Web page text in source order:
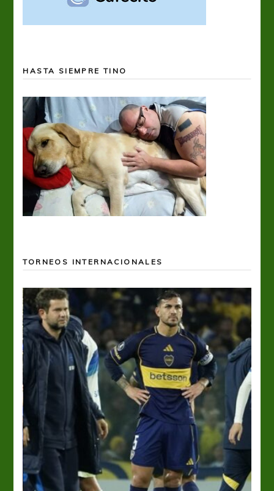
HASTA SIEMPRE TINO
TORNEOS INTERNACIONALES